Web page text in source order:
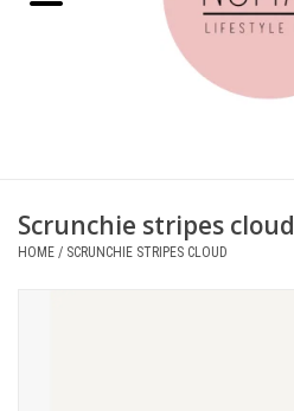
Wenskaarten
Scrunchie stripes cloud
HOME / SCRUNCHIE STRIPES CLOUD